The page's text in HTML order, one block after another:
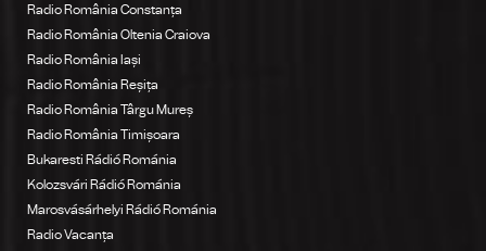
Radio România Constanța
Radio România Oltenia Craiova
Radio România Iași
Radio România Reșița
Radio România Târgu Mureș
Radio România Timișoara
Bukaresti Rádió Románia
Kolozsvári Rádió Románia
Marosvásárhelyi Rádió Románia
Radio Vacanța